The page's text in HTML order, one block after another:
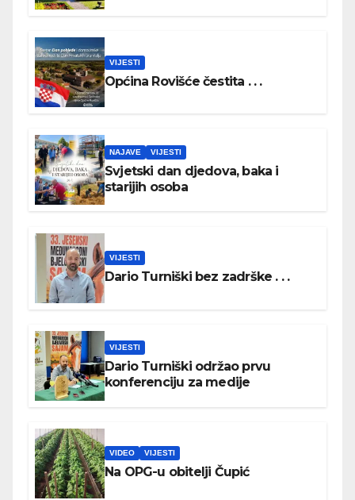
VIJESTI
Općina Rovišće čestita . . .
NAJAVE VIJESTI
Svjetski dan djedova, baka i
starijih osoba
VIJESTI
Dario Turniški bez zadrške . . .
VIJESTI
Dario Turniški održao prvu
konferenciju za medije
VIDEO VIJESTI
Na OPG-u obitelji Čupić